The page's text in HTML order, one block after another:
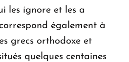
les ignore et les a
également à
grecs orthodoxe et
quelques centaines